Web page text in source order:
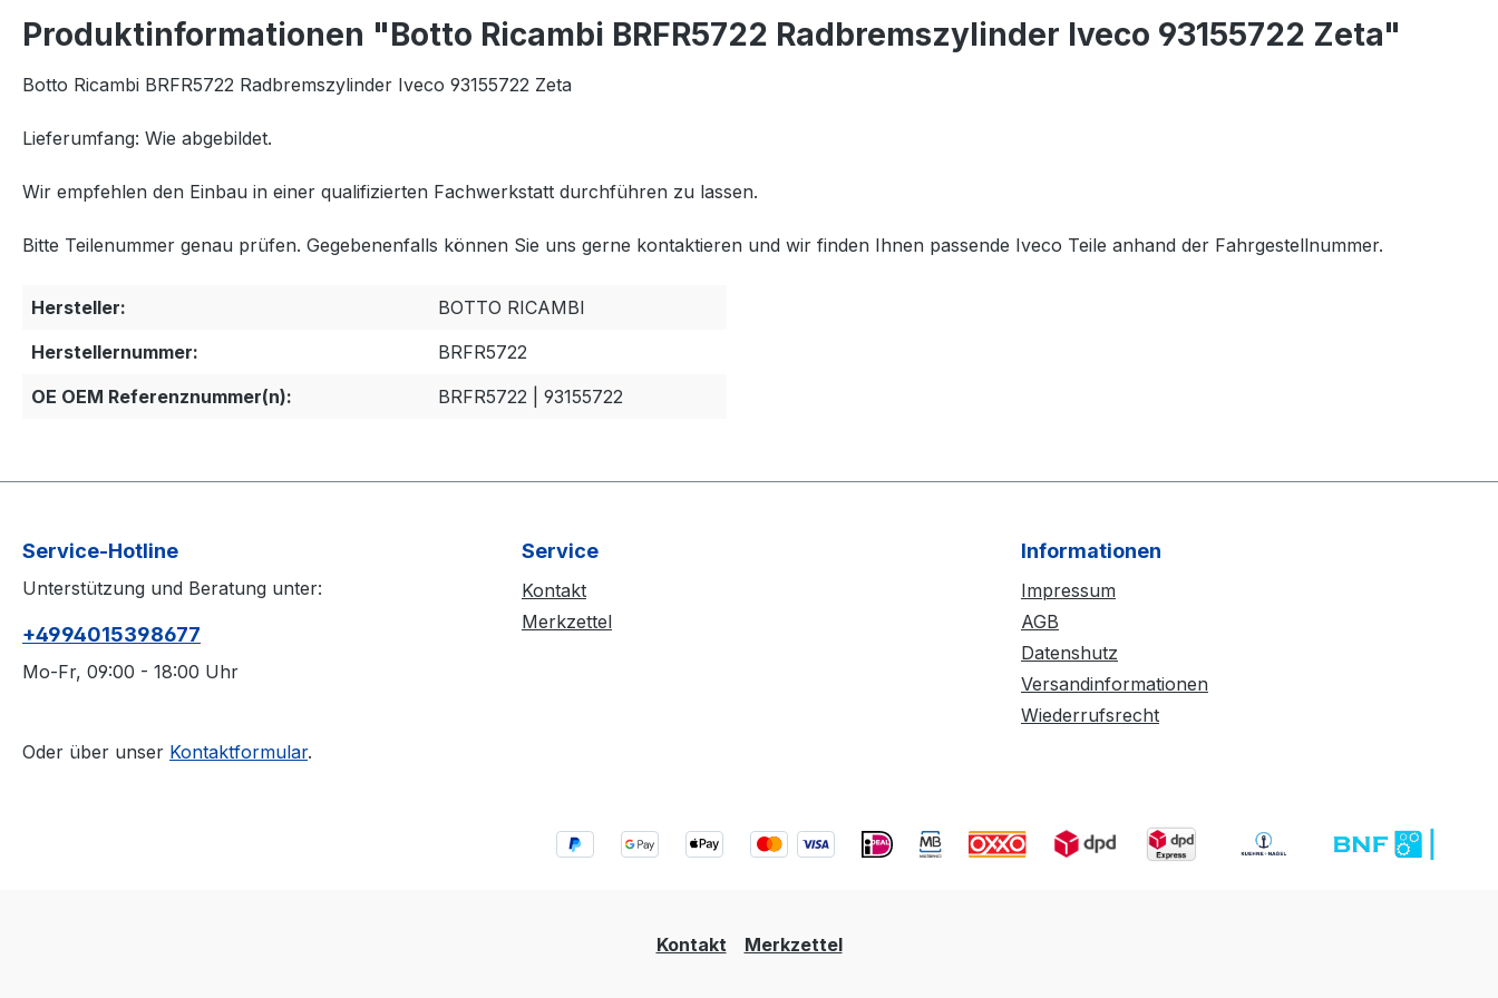
Produktinformationen "Botto Ricambi BRFR5722 Radbremszylinder Iveco 93155722 Zeta"
Botto Ricambi BRFR5722 Radbremszylinder Iveco 93155722 Zeta
Lieferumfang: Wie abgebildet.
Wir empfehlen den Einbau in einer qualifizierten Fachwerkstatt durchführen zu lassen.
Bitte Teilenummer genau prüfen. Gegebenenfalls können Sie uns gerne kontaktieren und wir finden Ihnen passende Iveco Teile anhand der Fahrgestellnummer.
Hersteller:
BOTTO RICAMBI
Herstellernummer:
BRFR5722
OE OEM Referenznummer(n):
BRFR5722 | 93155722
Service-Hotline
Unterstützung und Beratung unter:
+4994015398677
Mo-Fr, 09:00 - 18:00 Uhr
Oder über unser Kontaktformular.
Service
Kontakt
Merkzettel
Informationen
Impressum
AGB
Datenshutz
Versandinformationen
Wiederrufsrecht
Kontakt Merkzettel